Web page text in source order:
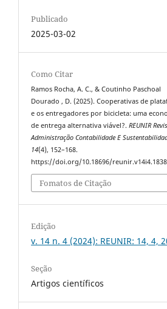
Publicado
2025-03-02
Como Citar
Ramos Rocha, A. C., & Coutinho Paschoal
Dourado , D. (2025). Cooperativas de
e os entregadores por bicicleta: uma
de entrega alternativa viável?.REUNIR
Administração Contabilidade E
14(4), 152–168.
https://doi.org/10.18696/reunir.v14i4.1838
Fomatos de Citação
Edição
v. 14 n. 4 (2024): REUNIR: 14, 4,
Seção
Artigos científicos